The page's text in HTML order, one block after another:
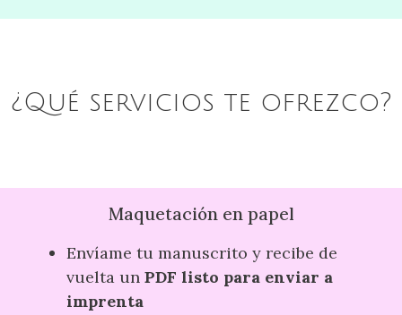
¿Qué servicios te ofrezco?
Maquetación en papel
Envíame tu manuscrito y recibe de
vuelta un PDF listo para enviar a
imprenta